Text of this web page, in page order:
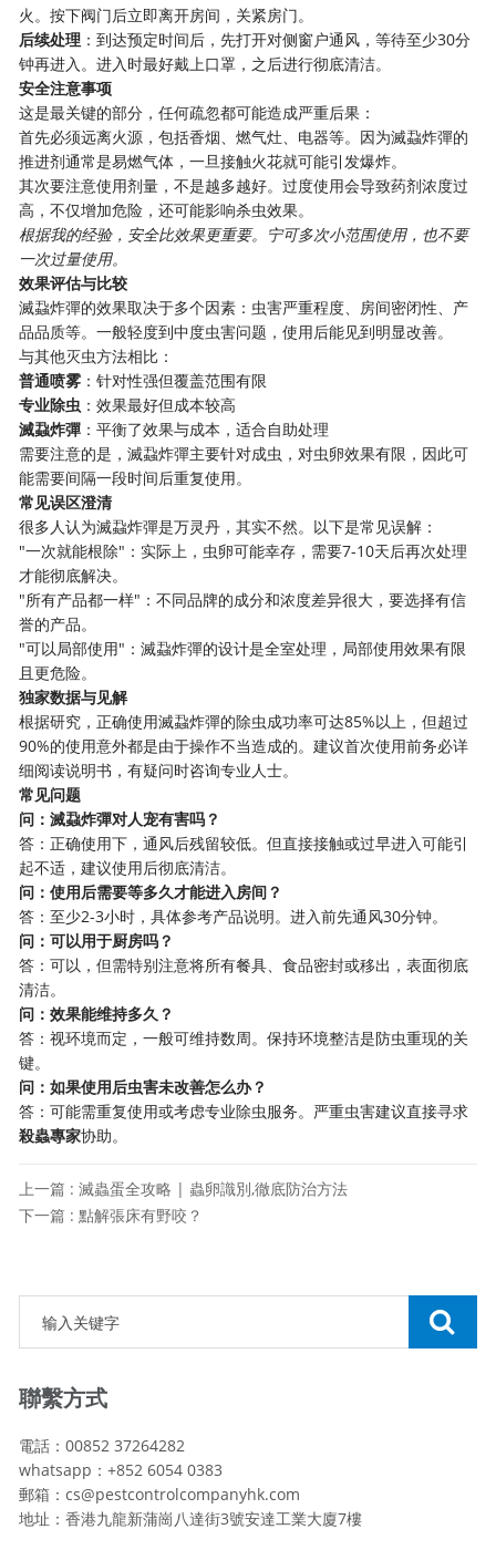
火。按下阀门后立即离开房间，关紧房门。
后续处理 ：到达预定时间后，先打开对侧窗户通风，等待至少30分
钟再进入。进入时最好戴上口罩，之后进行彻底清洁。
安全注意事项
这是最关键的部分，任何疏忽都可能造成严重后果：
首先必须远离火源，包括香烟、燃气灶、电器等。因为滅蝨炸彈的
推进剂通常是易燃气体，一旦接触火花就可能引发爆炸。
其次要注意使用剂量，不是越多越好。过度使用会导致药剂浓度过
高，不仅增加危险，还可能影响杀虫效果。
根据我的经验，安全比效果更重要。宁可多次小范围使用，也不要
一次过量使用。
效果评估与比较
滅蝨炸彈的效果取决于多个因素：虫害严重程度、房间密闭性、产
品品质等。一般轻度到中度虫害问题，使用后能见到明显改善。
与其他灭虫方法相比：
普通喷雾 ：针对性强但覆盖范围有限
专业除虫 ：效果最好但成本较高
滅蝨炸彈 ：平衡了效果与成本，适合自助处理
需要注意的是，滅蝨炸彈主要针对成虫，对虫卵效果有限，因此可
能需要间隔一段时间后重复使用。
常见误区澄清
很多人认为滅蝨炸彈是万灵丹，其实不然。以下是常见误解：
"一次就能根除"：实际上，虫卵可能幸存，需要7-10天后再次处理
才能彻底解决。
"所有产品都一样"：不同品牌的成分和浓度差异很大，要选择有信
誉的产品。
"可以局部使用"：滅蝨炸彈的设计是全室处理，局部使用效果有限
且更危险。
独家数据与见解
根据研究，正确使用滅蝨炸彈的除虫成功率可达85%以上，但超过
90%的使用意外都是由于操作不当造成的。建议首次使用前务必详
细阅读说明书，有疑问时咨询专业人士。
常见问题
问：滅蝨炸彈对人宠有害吗？
答：正确使用下，通风后残留较低。但直接接触或过早进入可能引
起不适，建议使用后彻底清洁。
问：使用后需要等多久才能进入房间？
答：至少2-3小时，具体参考产品说明。进入前先通风30分钟。
问：可以用于厨房吗？
答：可以，但需特别注意将所有餐具、食品密封或移出，表面彻底
清洁。
问：效果能维持多久？
答：视环境而定，一般可维持数周。保持环境整洁是防虫重现的关
键。
问：如果使用后虫害未改善怎么办？
答：可能需重复使用或考虑专业除虫服务。严重虫害建议直接寻求
殺蟲專家协助。
上一篇 : 滅蟲蛋全攻略 | 蟲卵識別,徹底防治方法
下一篇 : 點解張床有野咬？
聯繫方式
電話：00852 37264282
whatsapp：+852 6054 0383
郵箱：cs@pestcontrolcompanyhk.com
地址：香港九龍新蒲崗八達街3號安達工業大廈7樓